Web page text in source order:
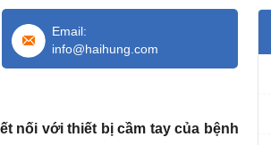
Email:
info@haihung.com
nối với thiết bị cầm tay của bệnh